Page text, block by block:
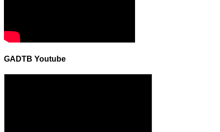
GADTB Youtube